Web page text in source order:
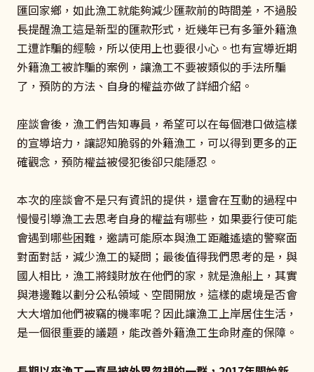
匯回家鄉，如此漁工就能夠減少匯款前的時間差，不過股
長提醒漁工這是新型的匯款形式，近幾年已有多筆外籍漁
工遭詐騙的經驗，所以使用上也要很小心。也有宣導近期
外籍漁工被詐騙的案例，讓漁工不要被類似的手法所騙
了，預防的方法、自身的權益亦做了詳細介紹。
座談會後，漁工們告知專員，希望可以在每個港口做這樣
的宣導培力，讓認知脆弱的外籍漁工，可以得到更多的正
確觀念，預防權益被侵犯後卻只能隱忍。
本次的座談會不是只有資訊的提供，還會在互動的過程中
慢慢引導漁工去思考自身的權益有哪些，如果要行使可能
會遇到哪些困難，邀請可能原本與漁工距離遙遠的警察面
對面對話，減少漁工的疑問；最後值得我們思考的是，與
國人相比，漁工將錢財放在他們的家，就是漁船上，其實
與港邊難以劃分公私領域、空間開放，這樣的處境是否會
大大增加他們被竊的機率呢？因此讓漁工上岸居住生活，
是一個很重要的議題，能改善外籍漁工生命財產的保障。